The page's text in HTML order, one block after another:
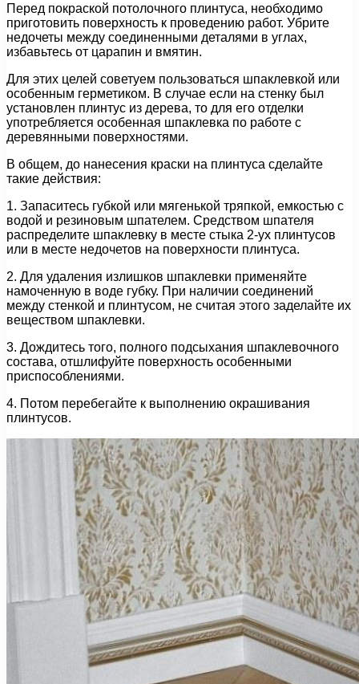
Перед покраской потолочного плинтуса, необходимо
приготовить поверхность к проведению работ. Убрите
недочеты между соединенными деталями в углах,
избавьтесь от царапин и вмятин.
Для этих целей советуем пользоваться шпаклевкой или
особенным герметиком. В случае если на стенку был
установлен плинтус из дерева, то для его отделки
употребляется особенная шпаклевка по работе с
деревянными поверхностями.
В общем, до нанесения краски на плинтуса сделайте
такие действия:
1. Запаситесь губкой или мягенькой тряпкой, емкостью с
водой и резиновым шпателем. Средством шпателя
распределите шпаклевку в месте стыка 2-ух плинтусов
или в месте недочетов на поверхности плинтуса.
2. Для удаления излишков шпаклевки применяйте
намоченную в воде губку. При наличии соединений
между стенкой и плинтусом, не считая этого заделайте их
веществом шпаклевки.
3. Дождитесь того, полного подсыхания шпаклевочного
состава, отшлифуйте поверхность особенными
приспособлениями.
4. Потом перебегайте к выполнению окрашивания
плинтусов.